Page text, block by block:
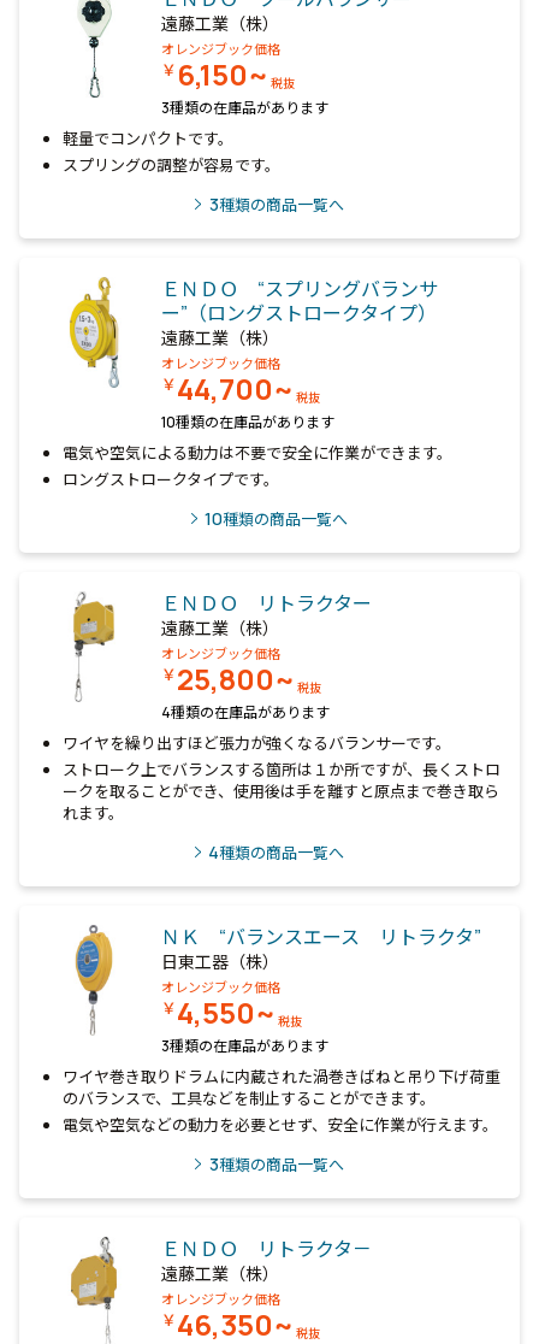
遠藤工業（株）
オレンジブック価格
￥ 6,150~ 税抜
3種類の在庫品があります
軽量でコンパクトです。
スプリングの調整が容易です。
3種類の商品一覧へ
ＥＮＤＯ “スプリングバランサ
ー”（ロングストロークタイプ）
遠藤工業（株）
オレンジブック価格
￥44,700~ 税抜
10種類の在庫品があります
電気や空気による動力は不要で安全に作業ができます。
ロングストロークタイプです。
10種類の商品一覧へ
ＥＮＤＯ リトラクター
遠藤工業（株）
オレンジブック価格
￥25,800~ 税抜
4種類の在庫品があります
ワイヤを繰り出すほど張力が強くなるバランサーです。
ストローク上でバランスする箇所は１か所ですが、長くストロ
ークを取ることができ、使用後は手を離すと原点まで巻き取ら
れます。
4種類の商品一覧へ
ＮＫ “バランスエース リトラクタ”
日東工器（株）
オレンジブック価格
￥4,550~ 税抜
3種類の在庫品があります
ワイヤ巻き取りドラムに内蔵された渦巻きばねと吊り下げ荷重
のバランスで、工具などを制止することができます。
電気や空気などの動力を必要とせず、安全に作業が行えます。
3種類の商品一覧へ
ＥＮＤＯ リトラクタ－
遠藤工業（株）
オレンジブック価格
￥46,350~ 税抜